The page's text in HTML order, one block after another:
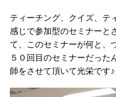
ティーチング、クイズ、テ
感じで参加型のセミナーと
て、このセミナーが何と、
５０回目のセミナーだった
師をさせて頂いて光栄です♪